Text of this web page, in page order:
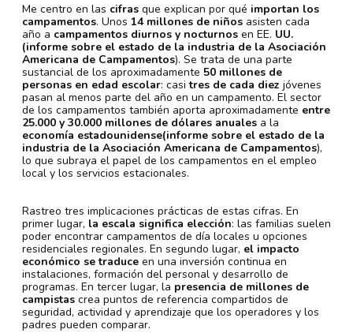
Me centro en las cifras que explican por qué importan los
campamentos. Unos 14 millones de niños asisten cada
año a campamentos diurnos y nocturnos en EE. UU.
(informe sobre el estado de la industria de la Asociación
Americana de Campamentos). Se trata de una parte
sustancial de los aproximadamente 50 millones de
personas en edad escolar: casitres de cada diez jóvenes
pasan al menos parte del año en un campamento. El sector
de los campamentos también aporta aproximadamente entre
25.000 y 30.000 millones de dólares anuales a la
economía estadounidense(informe sobre el estado de la
industria de la Asociación Americana de Campamentos),
lo que subraya el papel de los campamentos en el empleo
local y los servicios estacionales.
Rastreo tres implicaciones prácticas de estas cifras. En
primer lugar, la escala significa elección: las familias suelen
poder encontrar campamentos de día locales u opciones
residenciales regionales. En segundo lugar, el impacto
económico se traduce en una inversión continua en
instalaciones, formación del personal y desarrollo de
programas. En tercer lugar, la presencia de millones de
campistas crea puntos de referencia compartidos de
seguridad, actividad y aprendizaje que los operadores y los
padres pueden comparar.